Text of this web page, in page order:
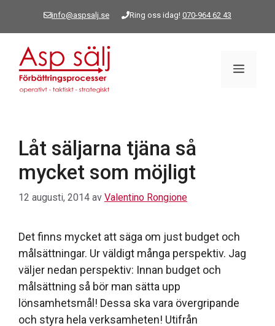
info@aspsalj.se Ring oss idag! 070-964 62 43
Meny
Låt säljarna tjäna så
mycket som möjligt
12 augusti, 2014 av Valentino Rongione
Det finns mycket att säga om just budget och
målsättningar. Ur väldigt många perspektiv. Jag
väljer nedan perspektiv: Innan budget och
målsättning så bör man sätta upp
lönsamhetsmål! Dessa ska vara övergripande
och styra hela verksamheten! Utifrån